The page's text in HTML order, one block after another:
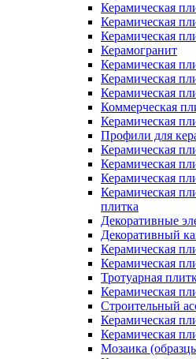
Керамическая
Керамическая
Керамическая
Керамогранит
Керамическая
Керамическая
Керамическая
Коммерческая
Керамическая
Профили для
Керамическая
Керамическая
Керамическая
Керамическая
плитка
Декоративные
Декоративный
Керамическая
Керамическая
Тротуарная
Керамическая
Строительный
Керамическая
Керамическая
Мозаика